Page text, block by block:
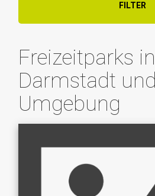
FILTER
Freizeitparks in
Darmstadt und
Umgebung